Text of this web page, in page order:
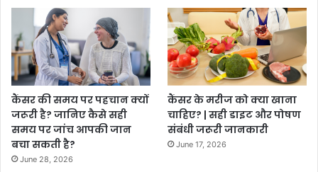
कैंसर की समय पर पहचान क्यों
जरूरी है? जानिए कैसे सही
समय पर जांच आपकी जान
बचा सकती है?
June 28, 2026
कैंसर के मरीज को क्या खाना
चाहिए? | सही डाइट और पोषण
संबंधी जरूरी जानकारी
June 17, 2026